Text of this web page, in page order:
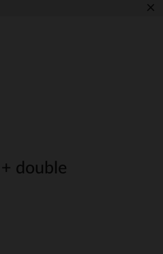
×
double